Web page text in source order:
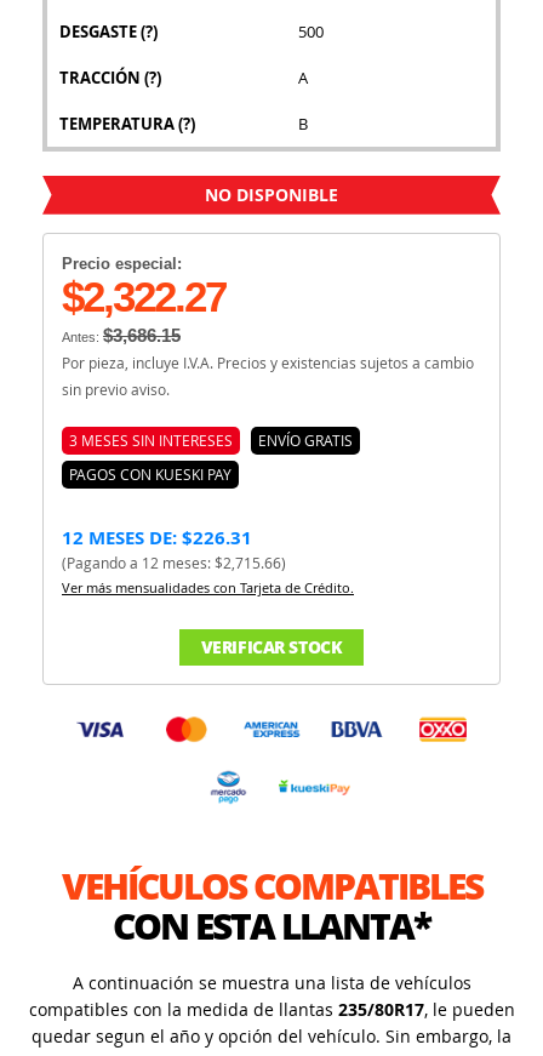
DESGASTE(?) 500
TRACCIÓN (?) A
TEMPERATURA(?) B
NO DISPONIBLE
Precio especial:
$2,322.27
Antes: $3,686.15
Por pieza, incluye I.V.A. Precios y existencias sujetos a cambio
sin previo aviso.
3 MESES SIN INTERESES
ENVÍO GRATIS
PAGOS CON KUESKI PAY
12 MESES DE: $226.31
(Pagando a 12 meses: $2,715.66)
Ver más mensualidades con Tarjeta de Crédito.
VERIFICAR STOCK
VEHÍCULOS COMPATIBLES
CON ESTA LLANTA*
A continuación se muestra una lista de vehículos
compatibles con la medida de llantas 235/80R17, le pueden
quedar segun el año y opción del vehículo. Sin embargo, la